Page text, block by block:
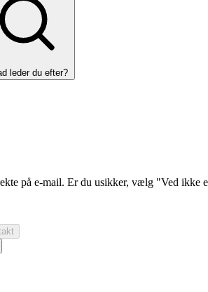
leder du efter?
på e-mail. Er du usikker, vælg "Ved ikke